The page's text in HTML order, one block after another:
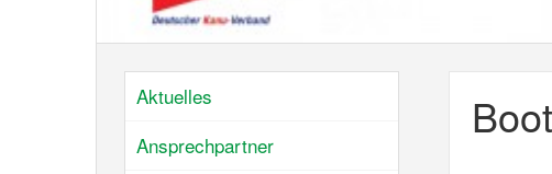
Aktuelles
Ansprechpartner